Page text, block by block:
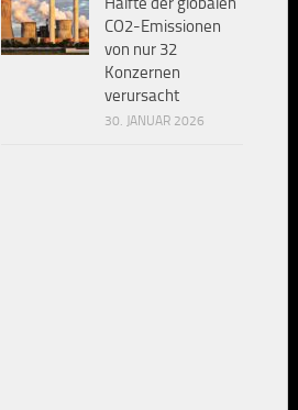
CO2-Emissionen
von nur 32
Konzernen
verursacht
30. JANUAR 2026